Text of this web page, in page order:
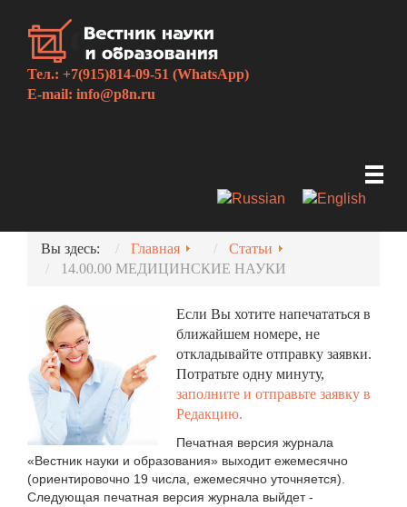
Тел.: +7(915)814-09-51 (WhatsApp)
E-mail: info@p8n.ru
Вы здесь: Главная
Статьи
14.00.00 МЕДИЦИНСКИЕ НАУКИ
Если Вы хотите напечататься в
ближайшем номере, не
откладывайте отправку заявки.
Потратьте одну минуту,
заполните и отправьте заявку в
Редакцию.
Печатная версия журнала
«Вестник науки и образования» выходит ежемесячно
(ориентировочно 19 числа, ежемесячно уточняется).
Следующая печатная версия журнала выйдет -